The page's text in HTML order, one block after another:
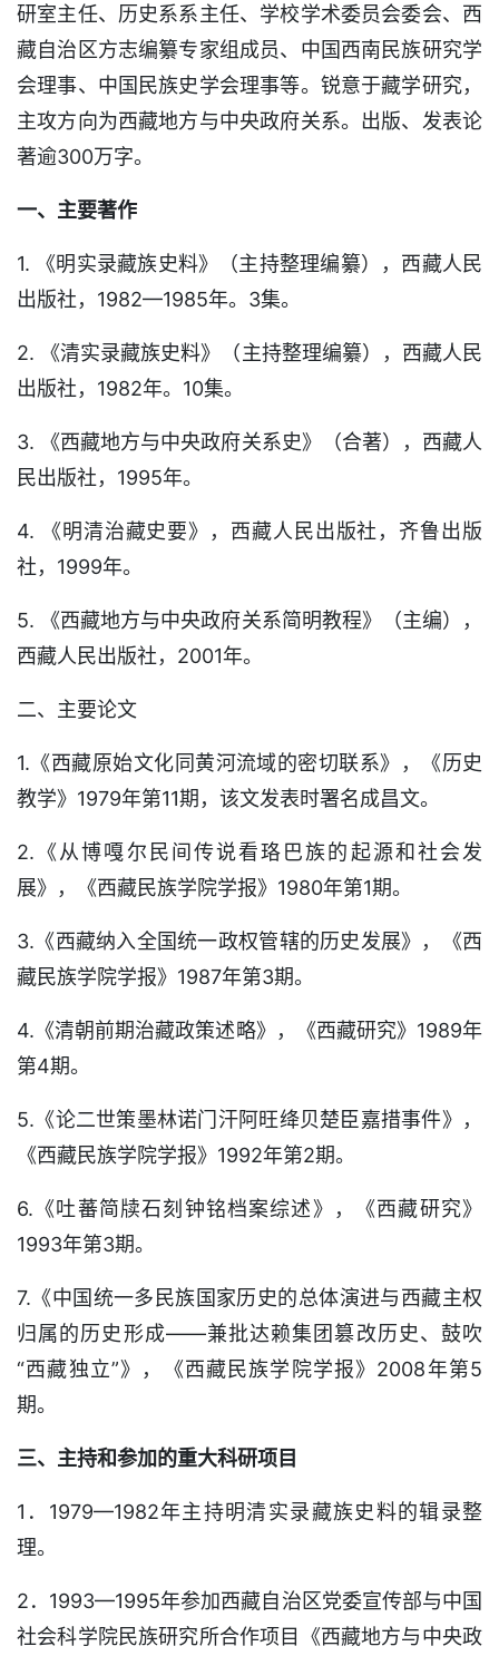
研室主任、历史系系主任、学校学术委员会委会、西
藏自治区方志编纂专家组成员、中国西南民族研究学
会理事、中国民族史学会理事等。锐意于藏学研究，
主攻方向为西藏地方与中央政府关系。出版、发表论
著逾300万字。
一、主要著作
1. 《明实录藏族史料》（主持整理编纂），西藏人民
出版社，1982—1985年。3集。
2. 《清实录藏族史料》（主持整理编纂），西藏人民
出版社，1982年。10集。
3. 《西藏地方与中央政府关系史》（合著），西藏人
民出版社，1995年。
4. 《明清治藏史要》，西藏人民出版社，齐鲁出版
社，1999年。
5. 《西藏地方与中央政府关系简明教程》（主编），
西藏人民出版社，2001年。
二、主要论文
1.《西藏原始文化同黄河流域的密切联系》，《历史
教学》1979年第11期，该文发表时署名成昌文。
2.《从博嘎尔民间传说看珞巴族的起源和社会发
展》，《西藏民族学院学报》1980年第1期。
3.《西藏纳入全国统一政权管辖的历史发展》，《西
藏民族学院学报》1987年第3期。
4.《清朝前期治藏政策述略》，《西藏研究》1989年
第4期。
5.《论二世策墨林诺门汗阿旺绛贝楚臣嘉措事件》，
《西藏民族学院学报》1992年第2期。
6.《吐蕃简牍石刻钟铭档案综述》，《西藏研究》
1993年第3期。
7.《中国统一多民族国家历史的总体演进与西藏主权
归属的历史形成——兼批达赖集团篡改历史、鼓吹
“西藏独立”》，《西藏民族学院学报》2008年第5
期。
三、主持和参加的重大科研项目
1．1979—1982年主持明清实录藏族史料的辑录整
理。
2．1993—1995年参加西藏自治区党委宣传部与中国
社会科学院民族研究所合作项目《西藏地方与中央政